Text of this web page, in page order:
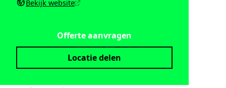
Bekijk website
Offerte aanvragen
Locatie delen